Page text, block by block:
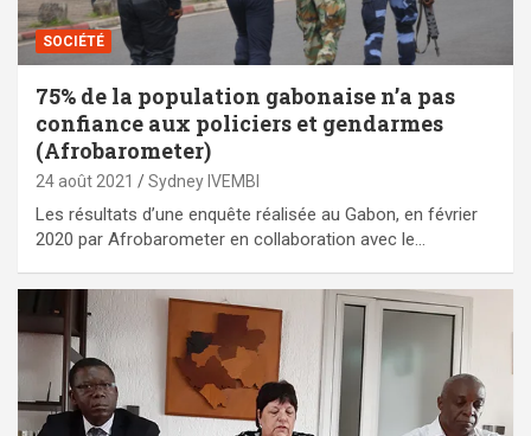
SOCIÉTÉ
75% de la population gabonaise n’a pas
confiance aux policiers et gendarmes
(Afrobarometer)
24 août 2021 Sydney IVEMBI
Les résultats d’une enquête réalisée au Gabon, en février
2020 par Afrobarometer en collaboration avec le…